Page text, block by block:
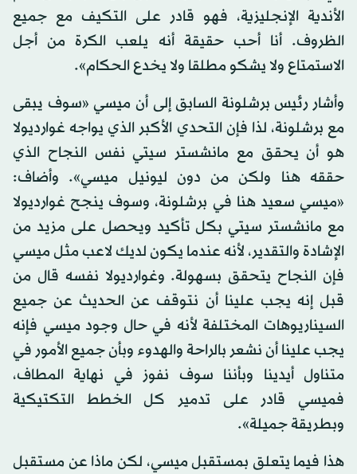
الأندية الإنجليزية، فهو قادر على التكيف مع جميع
الظروف. أنا أحب حقيقة أنه يلعب الكرة من أجل
الاستمتاع ولا يشكو مطلقا ولا يخدع الحكام».
وأشار رئيس برشلونة السابق إلى أن ميسي «سوف يبقى
مع برشلونة، لذا فإن التحدي الأكبر الذي يواجه غوارديولا
هو أن يحقق مع مانشستر سيتي نفس النجاح الذي
حققه هنا ولكن من دون ليونيل ميسي». وأضاف:
«ميسي سعيد هنا في برشلونة، وسوف ينجح غوارديولا
مع مانشستر سيتي بكل تأكيد ويحصل على مزيد من
الإشادة والتقدير، لأنه عندما يكون لديك لاعب مثل ميسي
فإن النجاح يتحقق بسهولة. وغوارديولا نفسه قال من
قبل إنه يجب علينا أن نتوقف عن الحديث عن جميع
السيناريوهات المختلفة لأنه في حال وجود ميسي فإنه
يجب علينا أن نشعر بالراحة والهدوء وبأن جميع الأمور في
متناول أيدينا وبأننا سوف نفوز في نهاية المطاف،
فميسي قادر على تدمير كل الخطط التكتيكية
وبطريقة جميلة».
هذا فيما يتعلق بمستقبل ميسي، لكن ماذا عن مستقبل